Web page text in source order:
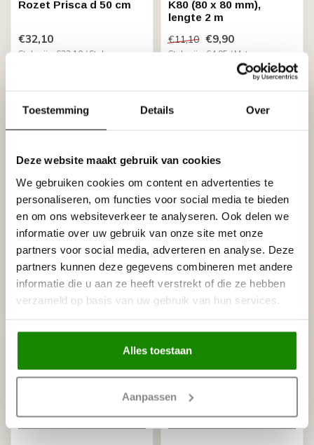
Toestemming Details Over
Deze website maakt gebruik van cookies
We gebruiken cookies om content en advertenties te
personaliseren, om functies voor social media te bieden
en om ons websiteverkeer te analyseren. Ook delen we
informatie over uw gebruik van onze site met onze
partners voor social media, adverteren en analyse. Deze
partners kunnen deze gegevens combineren met andere
informatie die u aan ze heeft verstrekt of die ze hebben
verzameld op basis van uw gebruik van hun services.
Alles toestaan
Aanpassen
Rozet Prisca d 50 cm
€32,10
Stukprijs: €32,10 / Stuk
K80 (80 x 80 mm),
lengte 2 m
€11,10 €9,90
Stukprijs: €4,95 / Meter
Op voorraad (92)
HOMESTAR
MT (90 x 95 mm), lengte
€12,40
Stukprijs: €6,20 / Meter
Op voorraad (58)
HOMESTAR
Wandlijst CW12 (60 x 8
mm), lengte 2 m
€13,30
Stukprijs: €6,65 / Meter
Op voorraad (16)